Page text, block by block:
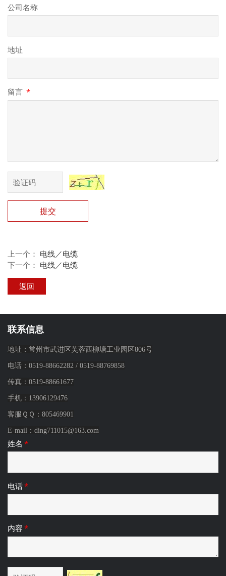
公司名称
地址
留言 *
提交
上一个： 电线／电缆
下一个： 电线／电缆
返回
联系信息
地址：常州市武进区芙蓉西柳塘工业园区806号
电话：0519-88662282/0519-88769858
传真：0519-88661677
手机： 13906129476
客服ＱＱ：805469901
E-mail：ding711015@163.com
姓名 *
电话*
内容 *